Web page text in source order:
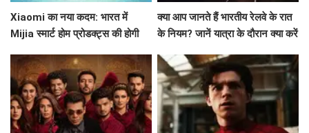
Xiaomi का नया कदम: भारत में
Mijia स्मार्ट होम प्रोडक्ट्स की होगी
क्या आप जानते हैं भारतीय रेलवे के रात
के नियम? जानें यात्रा के दौरान क्या करें